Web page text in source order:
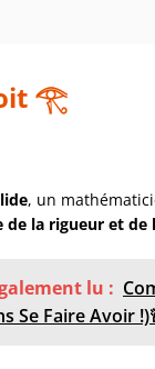
𓂀
, un
de la rigueur et de
lu :
Se Faire Avoir